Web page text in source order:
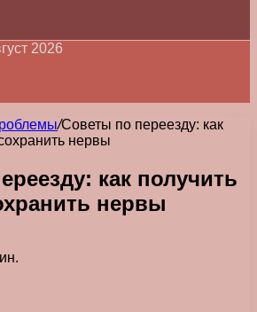
2026
/Советы по переезду: как
нервы
как получить
нервы